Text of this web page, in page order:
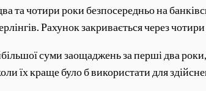
та чотири роки безпосередньо на
Рахунок закривається через
суми заощаджень за перші два
їх краще було б використати для